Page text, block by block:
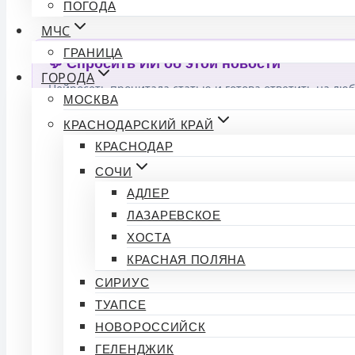
ПОГОДА
МЧС
ГРАНИЦА
ГОРОДА
МОСКВА
КРАСНОДАРСКИЙ КРАЙ
КРАСНОДАР
СОЧИ
АДЛЕР
ЛАЗАРЕВСКОЕ
ХОСТА
КРАСНАЯ ПОЛЯНА
СИРИУС
ТУАПСЕ
НОВОРОССИЙСК
ГЕЛЕНДЖИК
💬 Спросить ИИ об этой новости
Нейросеть прочитала статью и готова ответить на
Обсуждение (0)
Комментариев пока нет. Будьте первым!
🔒Войдите на сайт, чтобы